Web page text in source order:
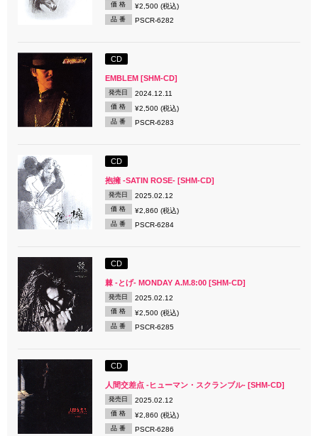
価 格 ¥2,500 (税込)
品 番 PSCR-6282
CD
EMBLEM [SHM-CD]
発売日 2024.12.11
価 格 ¥2,500 (税込)
品 番 PSCR-6283
CD
抱擁 -SATIN ROSE- [SHM-CD]
発売日 2025.02.12
価 格 ¥2,860 (税込)
品 番 PSCR-6284
CD
棘 -とげ- MONDAY A.M.8:00 [SHM-CD]
発売日 2025.02.12
価 格 ¥2,500 (税込)
品 番 PSCR-6285
CD
人間交差点 -ヒューマン・スクランブル- [SHM-CD]
発売日 2025.02.12
価 格 ¥2,860 (税込)
品 番 PSCR-6286